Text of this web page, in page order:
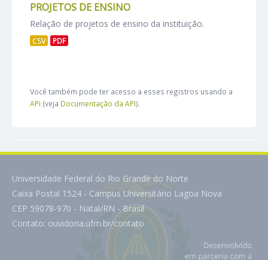
PROJETOS DE ENSINO
Relação de projetos de ensino da instituição.
CSV PDF
Você também pode ter acesso a esses registros usando a
API (veja Documentação da API).
Universidade Federal do Rio Grande do Norte
Caixa Postal 1524 - Campus Universitário Lagoa Nova
CEP 59078-970 - Natal/RN - Brasil
Contato: ouvidoria.ufrn.br/contato